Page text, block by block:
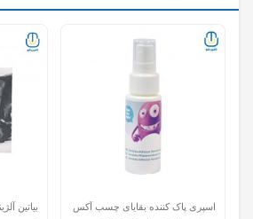
اسپری پاک کننده بقایای چسب آکس